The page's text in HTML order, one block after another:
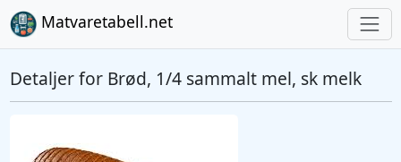
Matvaretabell.net
Detaljer for Brød, 1/4 sammalt mel, sk melk